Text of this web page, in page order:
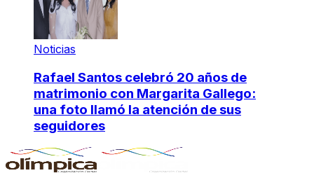
Noticias
Rafael Santos celebró 20 años de
matrimonio con Margarita Gallego:
una foto llamó la atención de sus
seguidores